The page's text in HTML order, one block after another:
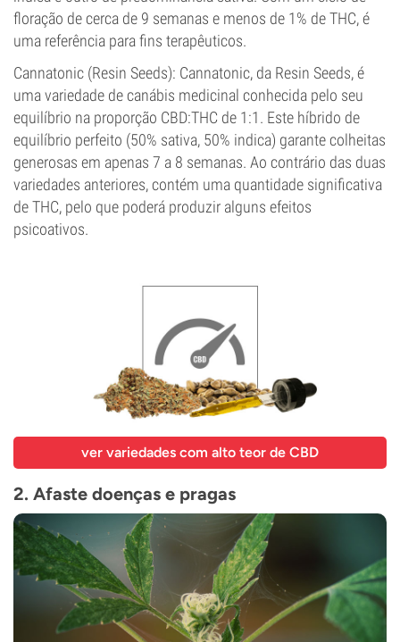
floração de cerca de 9 semanas e menos de 1% de THC, é
uma referência para fins terapêuticos.
Cannatonic (Resin Seeds): Cannatonic, da Resin Seeds, é
uma variedade de canábis medicinal conhecida pelo seu
equilíbrio na proporção CBD:THC de 1:1. Este híbrido de
equilíbrio perfeito (50% sativa, 50% indica) garante colheitas
generosas em apenas 7 a 8 semanas. Ao contrário das duas
variedades anteriores, contém uma quantidade significativa
de THC, pelo que poderá produzir alguns efeitos
psicoativos.
ver variedades com alto teor de CBD
2. Afaste doenças e pragas